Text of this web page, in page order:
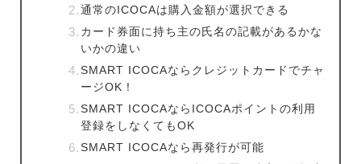
通常のICOCAは購入金額が選択できる
カード券面に持ち主の氏名の記載があるかな
いかの違い
SMART ICOCAならクレジットカードでチャ
ージOK！
SMART ICOCAならICOCAポイントの利用
登録をしなくてもOK
SMART ICOCAなら再発行が可能